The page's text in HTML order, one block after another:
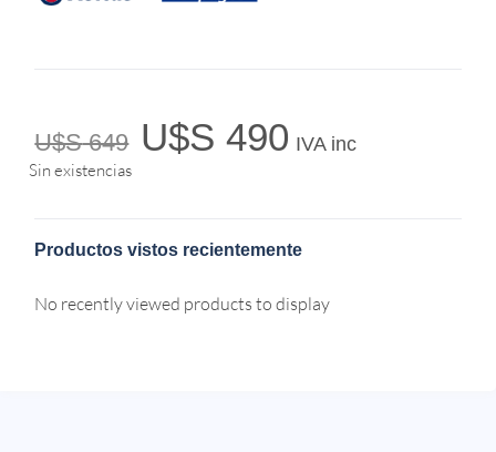
U$S649 U$S 490 IVA inc
Sin existencias
Productos vistos recientemente
No recently viewed products to display